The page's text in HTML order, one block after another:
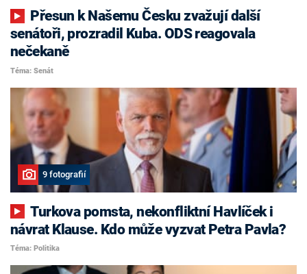
senátoři, prozradil Kuba. ODS reagovala
nečekaně
Téma: Senát
9 fotografií
Turkova pomsta, nekonfliktní Havlíček i
návrat Klause. Kdo může vyzvat Petra Pavla?
Téma: Politika